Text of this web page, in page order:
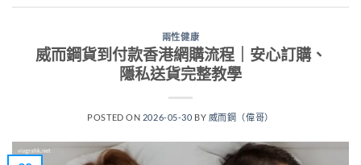
兩性健康
威而鋼貨到付款香港網購流程｜安心訂購、
隱私送貨完整教學
POSTED ON 2026-05-30 BY 威而鋼（偉哥）